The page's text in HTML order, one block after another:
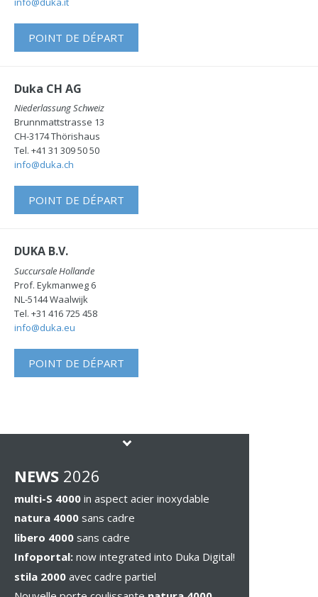
POINT DE DÉPART
Duka CH AG
Niederlassung Schweiz
Brunnmattstrasse 13
CH-3174 Thörishaus
Tel. +41 31 309 50 50
info@duka.ch
POINT DE DÉPART
DUKA B.V.
Succursale Hollande
Prof. Eykmanweg 6
NL-5144 Waalwijk
Tel. +31 416 725 458
info@duka.eu
POINT DE DÉPART
NEWS 2026
multi-S 4000 in aspect acier inoxydable
natura 4000 sans cadre
libero 4000 sans cadre
Infoportal: now integrated into Duka Digital!
stila 2000 avec cadre partiel